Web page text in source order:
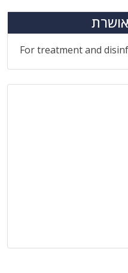
For treatment and